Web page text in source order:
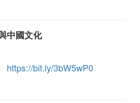
中國文化
https://bit.ly/3bW5wP0